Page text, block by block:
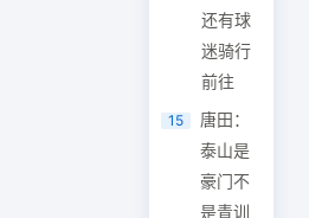
还有球
迷骑行
前往
15
唐田：
泰山是
豪门不
是青训